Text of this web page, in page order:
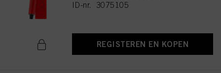
ID-nr. 3075105
REGISTEREN EN KOPEN